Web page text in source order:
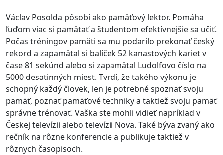
Václav Posolda pôsobí ako pamäťový lektor. Pomáha
ľuďom viac si pamätať a študentom efektívnejšie sa učiť.
Počas tréningov pamäti sa mu podarilo prekonať český
rekord a zapamätal si balíček 52 kanastových kariet v
čase 81 sekúnd alebo si zapamätal Ludolfovo číslo na
5000 desatinných miest. Tvrdí, že takého výkonu je
schopný každý človek, len je potrebné spoznať svoju
pamäť, poznať pamäťové techniky a taktiež svoju pamäť
správne trénovať. Vaška ste mohli vidieť napríklad v
Českej televízii alebo televízii Nova. Také býva zvaný ako
rečník na rôzne konferencie a publikuje taktiež v
rôznych časopisoch.